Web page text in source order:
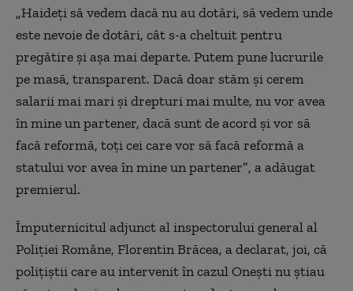
„Haideţi să vedem dacă nu au dotări, să vedem unde
este nevoie de dotări, cât s-a cheltuit pentru
pregătire şi aşa mai departe. Putem pune lucrurile
pe masă, transparent. Dacă doar stăm şi cerem
salarii mai mari şi drepturi mai multe, nu vor avea
în mine un partener, dacă sunt de acord şi vor să
facă reformă, toţi cei care vor să facă reformă a
statului vor avea în mine un partener”, a adăugat
premierul.
Împuternicitul adjunct al inspectorului general al
Poliţiei Române, Florentin Brăcea, a declarat, joi, că
poliţiştii care au intervenit în cazul Oneşti nu ştiau